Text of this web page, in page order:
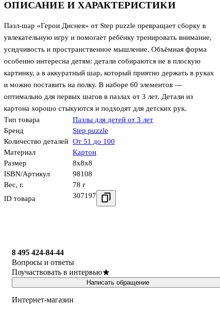
ОПИСАНИЕ И ХАРАКТЕРИСТИКИ
Пазл-шар «Герои Диснея» от Step puzzle превращает сборку в
увлекательную игру и помогает ребёнку тренировать внимание,
усидчивость и пространственное мышление. Объёмная форма
особенно интересна детям: детали собираются не в плоскую
картинку, а в аккуратный шар, который приятно держать в руках
и можно поставить на полку. В наборе 60 элементов —
оптимально для первых шагов в пазлах от 3 лет. Детали из
картона хорошо стыкуются и подходят для детских рук.
Тип товара
Пазлы для детей от 3 лет
Бренд
Step puzzle
Количество деталей От 51 до 100
Материал
Картон
Размер
8x8x8
ISBN/Артикул
98108
Вес, г.
78 г
ID товара
307197
8 495 424-84-44
Вопросы и ответы
Поучаствовать в интервью
Написать обращение
Интернет-магазин